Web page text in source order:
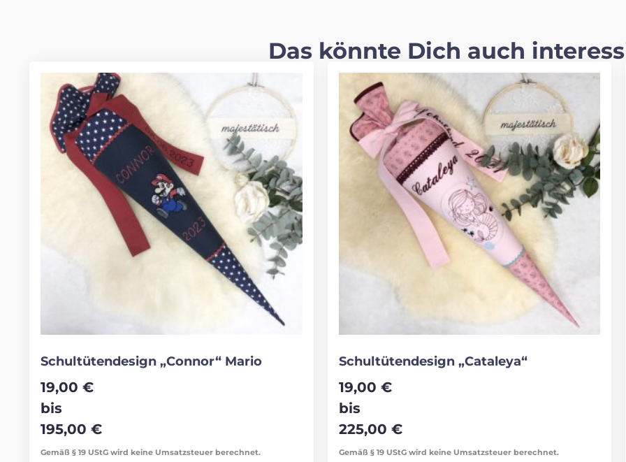
Das könnte Dich auch
Schultütendesign „Connor“ Mario
19,00 €
bis
195,00 €
Gemäß § 19 UStG wird keine Umsatzsteuer berechnet.
Schultütendesign „Cataleya“
19,00 €
bis
225,00 €
Gemäß § 19 UStG wird keine Umsatzsteuer berechnet.